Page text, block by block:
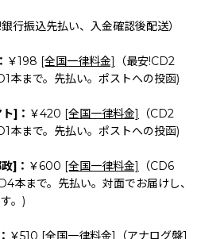
行振込先払い、入金確認後配送）
￥198 [全国一律料金]
（最安!CD2
本まで。先払い。ポストへの投函)
]： ￥420 [全国一律料金]
（CD2
本まで。先払い。ポストへの投函)
]： ￥600 [全国一律料金]
（CD6
本まで。先払い。対面でお届けし、
。)
￥510 [全国一律料金]
（アナログ盤1